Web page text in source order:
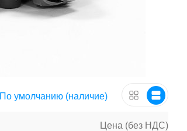
По умолчанию (наличие)
Цена (без НДС)